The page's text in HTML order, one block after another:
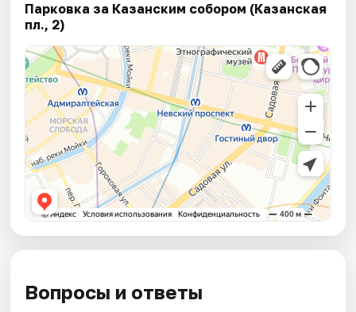
Парковка за Казанским собором (Казанская
пл., 2)
Вопросы и ответы